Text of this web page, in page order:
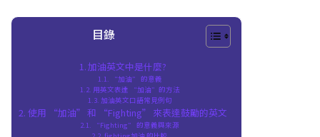
目錄
加油英文中是什麼?
“加油” 的意義
用英文表達 “加油”的方法
加油英文口語常見例句
使用 “加油” 和 “Fighting” 來表達鼓勵的英文
“Fighting” 的意義與來源